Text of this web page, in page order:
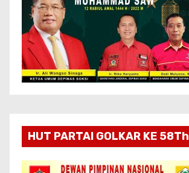
HUT PARTAI GOLKAR KE 58Th